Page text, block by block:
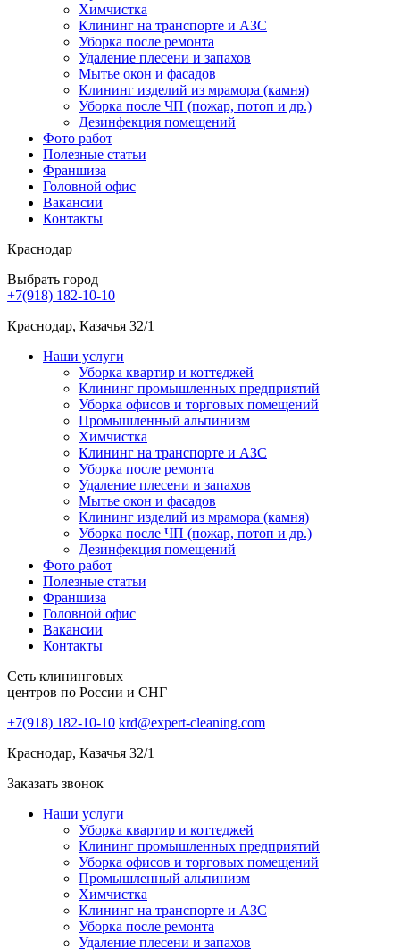
Химчистка
Клининг на транспорте и АЗС
Уборка после ремонта
Удаление плесени и запахов
Мытье окон и фасадов
Клининг изделий из мрамора (камня)
Уборка после ЧП (пожар, потоп и др.)
Дезинфекция помещений
Фото работ
Полезные статьи
Франшиза
Головной офис
Вакансии
Контакты
Краснодар
Выбрать город
+7(918) 182-10-10
Краснодар, Казачья 32/1
Наши услуги
Уборка квартир и коттеджей
Клининг промышленных предприятий
Уборка офисов и торговых помещений
Промышленный альпинизм
Химчистка
Клининг на транспорте и АЗС
Уборка после ремонта
Удаление плесени и запахов
Мытье окон и фасадов
Клининг изделий из мрамора (камня)
Уборка после ЧП (пожар, потоп и др.)
Дезинфекция помещений
Фото работ
Полезные статьи
Франшиза
Головной офис
Вакансии
Контакты
Сеть клининговых
центров по России и СНГ
+7(918) 182-10-10 krd@expert-cleaning.com
Краснодар, Казачья 32/1
Заказать звонок
Наши услуги
Уборка квартир и коттеджей
Клининг промышленных предприятий
Уборка офисов и торговых помещений
Промышленный альпинизм
Химчистка
Клининг на транспорте и АЗС
Уборка после ремонта
Удаление плесени и запахов